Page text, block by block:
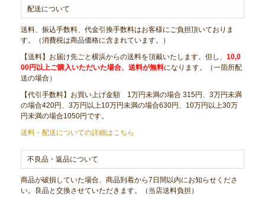
配送について
送料、振込手数料、代金引換手数料はお客様にご負担頂いておりま
す。（消費税は商品価格に含まれています。）
【送料】お届け先ごと横浜からの送料を頂戴いたします。但し、10,0
00円以上ご購入いただいた場合、送料が無料になります。（一箇所配
送の場合）
【代引手数料】お買い上げ金額 1万円未満の場合 315円、3万円未満
の場合420円、3万円以上10万円未満の場合630円、10万円以上30万
円未満の場合1050円です。
送料・配送についての詳細はこちら
不良品・返品について
商品が破損していた場合、商品到着から7日間以内にお知らせくださ
い。良品と交換させていただきます。（当店送料負担）